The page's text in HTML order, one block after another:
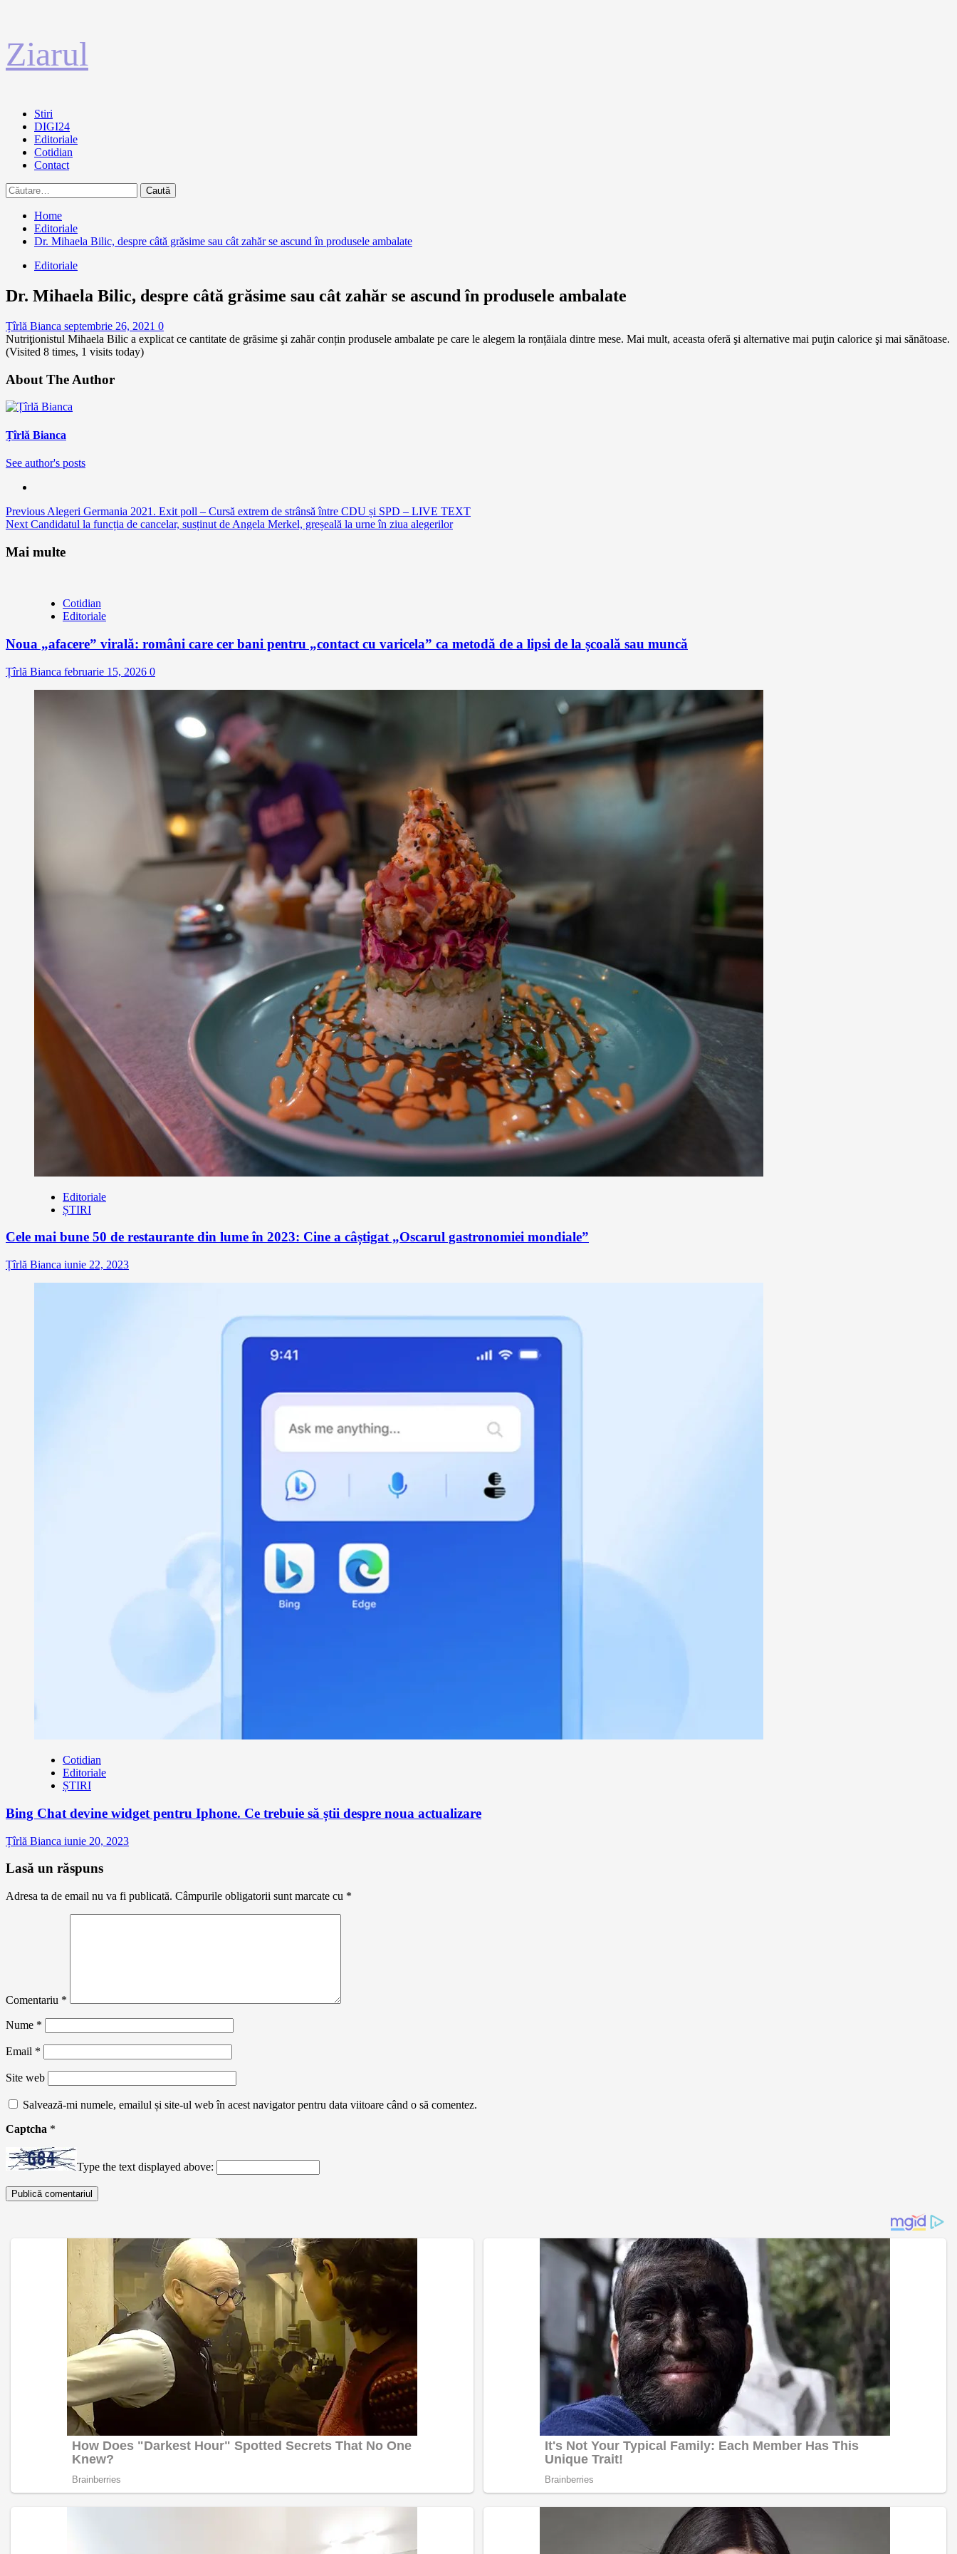
la
conținut
Ziarul
Primary
Menu
Stiri
DIGI24
Editoriale
Cotidian
Contact
Caută
după:
Home
Editoriale
Dr. Mihaela Bilic, despre câtă grăsime sau cât zahăr se ascund în produsele ambalate
Editoriale
Dr. Mihaela Bilic, despre câtă grăsime sau cât zahăr se ascund în produsele ambalate
Țîrlă Bianca septembrie 26, 2021 0
Nutriţionistul Mihaela Bilic a explicat ce cantitate de grăsime şi zahăr conțin produsele ambalate pe care le alegem la ronțăiala dintre mese. Mai mult, aceasta oferă şi alternative mai puţin calorice şi mai sănătoase.
(Visited 8 times, 1 visits today)
About The Author
Țîrlă Bianca
See author's posts
Continue
Reading
Previous Alegeri Germania 2021. Exit poll – Cursă extrem de strânsă între CDU și SPD – LIVE TEXT
Next Candidatul la funcția de cancelar, susținut de Angela Merkel, greșeală la urne în ziua alegerilor
Mai multe
Cotidian
Editoriale
Noua „afacere” virală: români care cer bani pentru „contact cu varicela” ca metodă de a lipsi de la școală sau muncă
Țîrlă Bianca februarie 15, 2026 0
Editoriale
ȘTIRI
Cele mai bune 50 de restaurante din lume în 2023: Cine a câștigat „Oscarul gastronomiei mondiale”
Țîrlă Bianca iunie 22, 2023
Cotidian
Editoriale
ȘTIRI
Bing Chat devine widget pentru Iphone. Ce trebuie să știi despre noua actualizare
Țîrlă Bianca iunie 20, 2023
Lasă un răspuns
Adresa ta de email nu va fi publicată. Câmpurile obligatorii sunt marcate cu *
Comentariu *
Nume *
Email *
Site web
Salvează-mi numele, emailul și site-ul web în acest navigator pentru data viitoare când o să comentez.
Captcha *
Type the text displayed above: